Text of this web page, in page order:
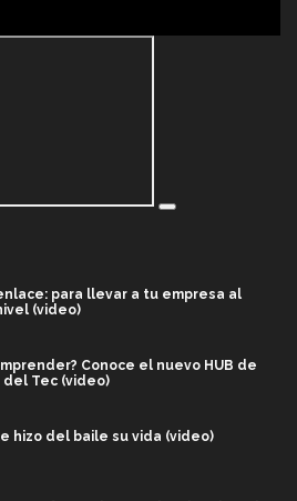
para llevar a tu empresa al
(video)
Conoce el nuevo HUB de
del Tec (video)
hizo del baile su vida (video)